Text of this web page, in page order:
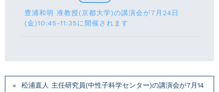
豊浦和明 准教授(京都大学)の講演会が7月24⽇
(⾦)10:45-11:35に開催されます
松浦直人 主任研究員(中性子科学センター)の講演会が7月14